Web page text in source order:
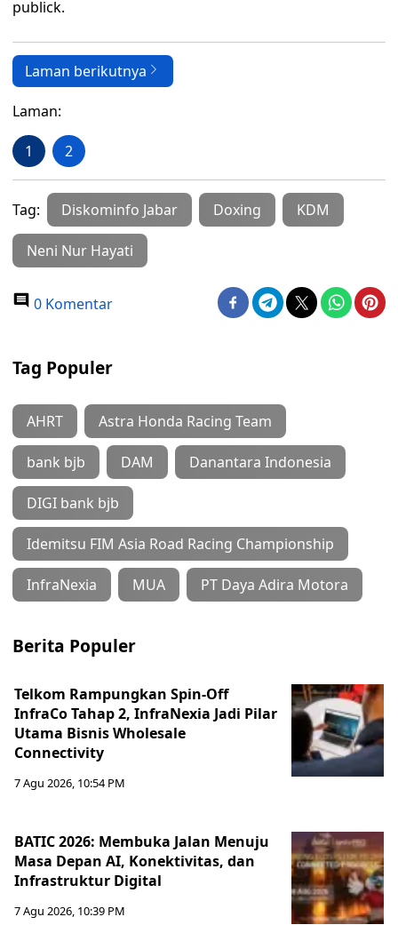
publick.
Laman berikutnya
Laman:
1 2
Tag: Diskominfo Jabar Doxing KDM
Neni Nur Hayati
0 Komentar
Tag Populer
AHRT Astra Honda Racing Team
bank bjb DAM Danantara Indonesia
DIGI bank bjb
Idemitsu FIM Asia Road Racing Championship
InfraNexia MUA PT Daya Adira Motora
Berita Populer
Telkom Rampungkan Spin-Off
InfraCo Tahap 2, InfraNexia Jadi Pilar
Utama Bisnis Wholesale
Connectivity
7 Agu 2026, 10:54 PM
BATIC 2026: Membuka Jalan Menuju
Masa Depan AI, Konektivitas, dan
Infrastruktur Digital
7 Agu 2026, 10:39 PM